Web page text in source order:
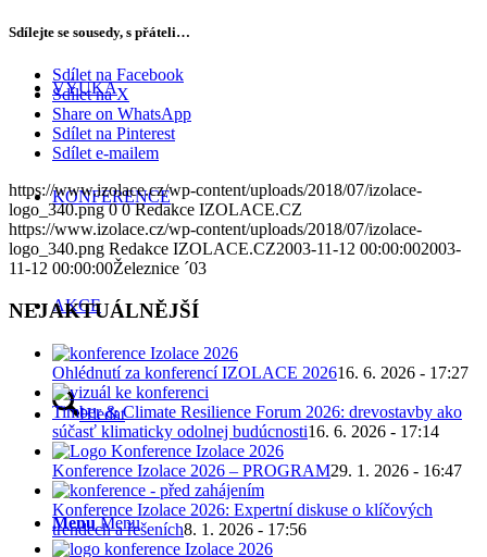
VÝUKA
KONFERENCE
AKCE
Hledat
Menu Menu
Sdílejte se sousedy, s přáteli…
Sdílet na Facebook
Sdílet na X
Share on WhatsApp
Sdílet na Pinterest
Sdílet e-mailem
https://www.izolace.cz/wp-content/uploads/2018/07/izolace-
logo_340.png 0 0 Redakce IZOLACE.CZ
https://www.izolace.cz/wp-content/uploads/2018/07/izolace-
logo_340.png Redakce IZOLACE.CZ2003-11-12 00:00:002003-
11-12 00:00:00Železnice ´03
NEJAKTUÁLNĚJŠÍ
Ohlédnutí za konferencí IZOLACE 202616. 6. 2026 - 17:27
Timber & Climate Resilience Forum 2026: drevostavby ako
súčasť klimaticky odolnej budúcnosti16. 6. 2026 - 17:14
Konference Izolace 2026 – PROGRAM29. 1. 2026 - 16:47
Konference Izolace 2026: Expertní diskuse o klíčových
trendech a řešeních8. 1. 2026 - 17:56